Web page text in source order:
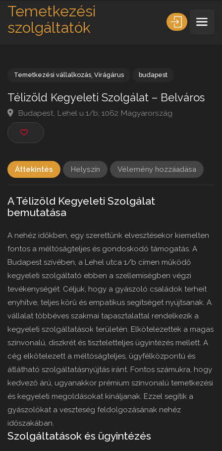
Temetkezési
szolgáltatók
Télizöld Kegyeleti Szolgálat – Belváros
Budapest, Lehel u 1/b, 1062 Magyarország
Áttekintés Helyszín Vélemény hozzáadása
A Télizöld Kegyeleti Szolgálat
bemutatása
A nehéz időkben, egy szerettünk elvesztésekor kiemelten
fontos a méltóságteljes és gondoskodó támogatás. A
Budapest szívében, a Lehel utca 1/b címen működő
kegyeleti szolgáltató ebben a szellemiségben végzi
tevékenységét. Céljuk, hogy a gyászoló családok terheit
enyhítve, teljes körű és empatikus segítséget nyújtsanak. A
vállalat többéves szakmai tapasztalattal rendelkezik a
kegyeleti szolgáltatások területén. Elkötelezettek a magas
színvonalú, diszkrét és tiszteletteljes ügyintézés mellett. A
cég elkötelezett a méltóságteljes, ügyfélközpontú és
átlátható szolgáltatásnyújtás iránt. Fontos számukra, hogy
kedvező árú, ugyanakkor prémium színvonalú temetkezési
és kegyeleti megoldásokat kínáljanak. Ezzel segítik a
gyászolókat a veszteség feldolgozásának nehéz
időszakában.
Szolgáltatások és ügyintézés